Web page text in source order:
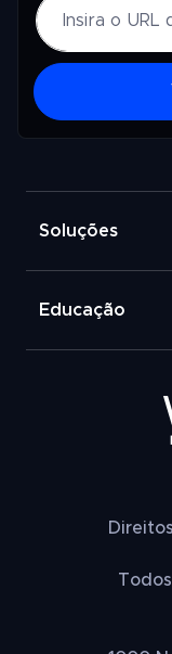
Soluções
Educação